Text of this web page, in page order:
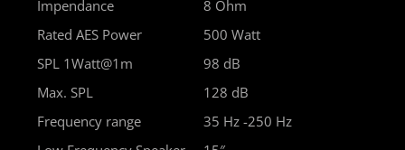
Impendance
8 Ohm
Rated AES Power
500 Watt
SPL 1Watt@1m
98 dB
Max. SPL
128 dB
Frequency range
35 Hz -250 Hz